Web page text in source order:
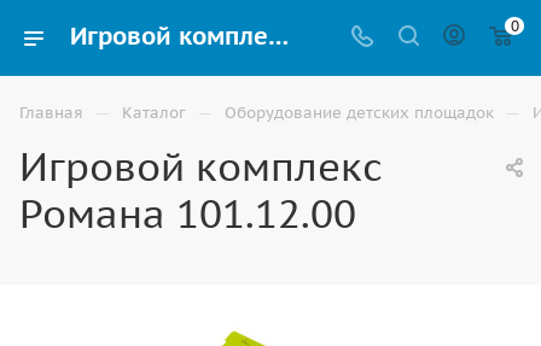
Игровой комплекс Романа 101.12.00 купить для улицы в Астрахани 0
Главная — Каталог — Оборудование детских площадок —
Игровой комплекс
Романа 101.12.00